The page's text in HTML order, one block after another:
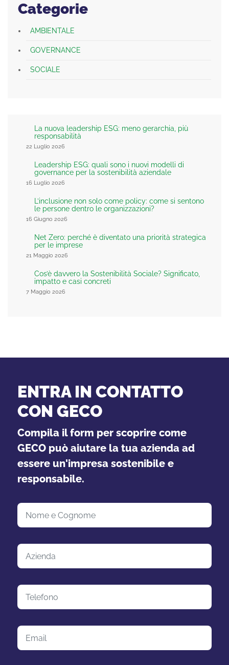
Categorie
AMBIENTALE
GOVERNANCE
SOCIALE
La nuova leadership ESG: meno gerarchia, più
responsabilità
22 Luglio 2026
Leadership ESG: quali sono i nuovi modelli di
governance per la sostenibilità aziendale
16 Luglio 2026
L’inclusione non solo come policy: come si sentono
le persone dentro le organizzazioni?
16 Giugno 2026
Net Zero: perché è diventato una priorità strategica
per le imprese
21 Maggio 2026
Cos’è davvero la Sostenibilità Sociale? Significato,
impatto e casi concreti
7 Maggio 2026
ENTRA IN CONTATTO
CON GECO
Compila il form per scoprire come
GECO può aiutare la tua azienda ad
essere un'impresa sostenibile e
responsabile.